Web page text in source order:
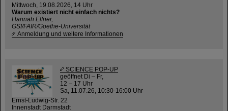
Mittwoch, 19.08.2026, 14 Uhr
Warum existiert nicht einfach nichts?
Hannah Elfner,
GSI/FAIR/Goethe-Universität
Anmeldung und weitere Informationen
SCIENCE POP-UP
geöffnet Di – Fr,
12 – 17 Uhr
Sa, 11.07.26, 10:30-16:00 Uhr
Ernst-Ludwig-Str. 22
Innenstadt Darmstadt